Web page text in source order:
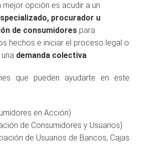
mejor opción es acudir a un
procurador u
de consumidores para
hechos e iniciar el proceso legal o
demanda colectiva.
que pueden ayudarte en este
en Acción)
de Consumidores y Usuarios)
de Usuarios de Bancos, Cajas